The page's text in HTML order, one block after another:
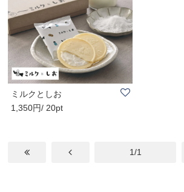
ミルクとしお
1,350円/ 20pt
1/1